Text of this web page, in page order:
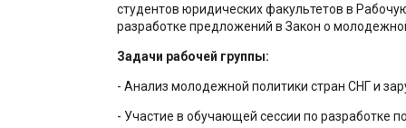
студентов юридических факультетов в
разработке предложений в Закон о
Задачи рабочей группы:
- Анализ молодежной политики стран СНГ и
- Участие в обучающей сессии по разработке